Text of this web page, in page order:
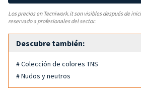
Los precios en Tecniwork.it son visibles después de
reservado a profesionales del sector.
Descubre también:
# Colección de colores TNS
# Nudos y neutros